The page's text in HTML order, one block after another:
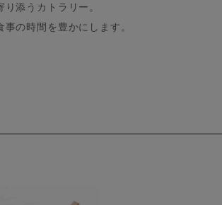
添うカトラリー。
の時間を豊かにします。